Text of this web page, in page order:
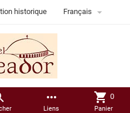
historique Français 
more_horiz
Liens
shopping_cart 0
Panier